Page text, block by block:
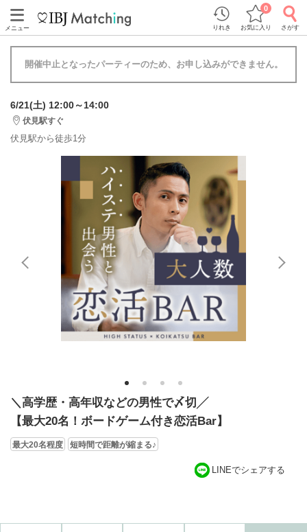
メニュー りれき お気に入り
0
さがす
開催中止となったパーティーのため、お申し込みができません。
6/21(土) 12:00～14:00
伏見駅すぐ
伏見駅から徒歩1分
1 2 3 4
＼高学歴・高年収などの男性で〆切╱
【最大20名！ボードゲーム付き恋活Bar】
最大20名程度 短時間で距離が縮まる♪
LINEでシェアする